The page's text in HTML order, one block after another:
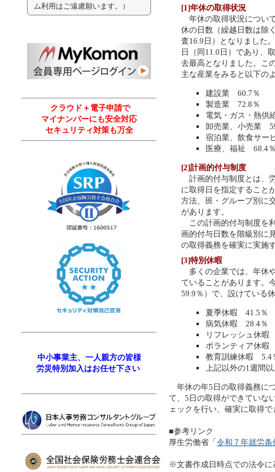
[1]年休の取得状況
年休の取得状況につい
休の日数（繰越日数は除
査16.9日）となりました
日（同11.0日）であり、
去最高となりました。こ
主な産業をみると以下の
建設業 60.7％
製造業 72.8％
電気・ガス・熱
卸売業、小売業
宿泊業、飲食サー
医療、福祉 68.4
[2]計画的付与制度
計画的付与制度とは、
に取得日を指定すること
方法、班・グループ別に
があります。
この計画的付与制度を
画的付与日数を階級別に
の取得義務を確実に実施
[3]特別休暇
多くの企業では、年休
ていることがあります。
59.9％）で、設けている
夏季休暇 41.5％
病気休暇 28.4％
リフレッシュ休
ボランティア休
教育訓練休暇 5.4
上記以外の1週間
年休の年5日の取得義務に
て、5日の取得ができていな
ェックを行い、確実に取得
■参考リンク
厚生労働省「令和７年就労
※文書作成日時点での法令
ム利用はご遠慮願います。）
クラウド＋電子申請で
マイナンバーにも安全対応
セキュリティ対策も万全
中小事業主、一人親方の皆様
労災特別加入はお任せ下さい